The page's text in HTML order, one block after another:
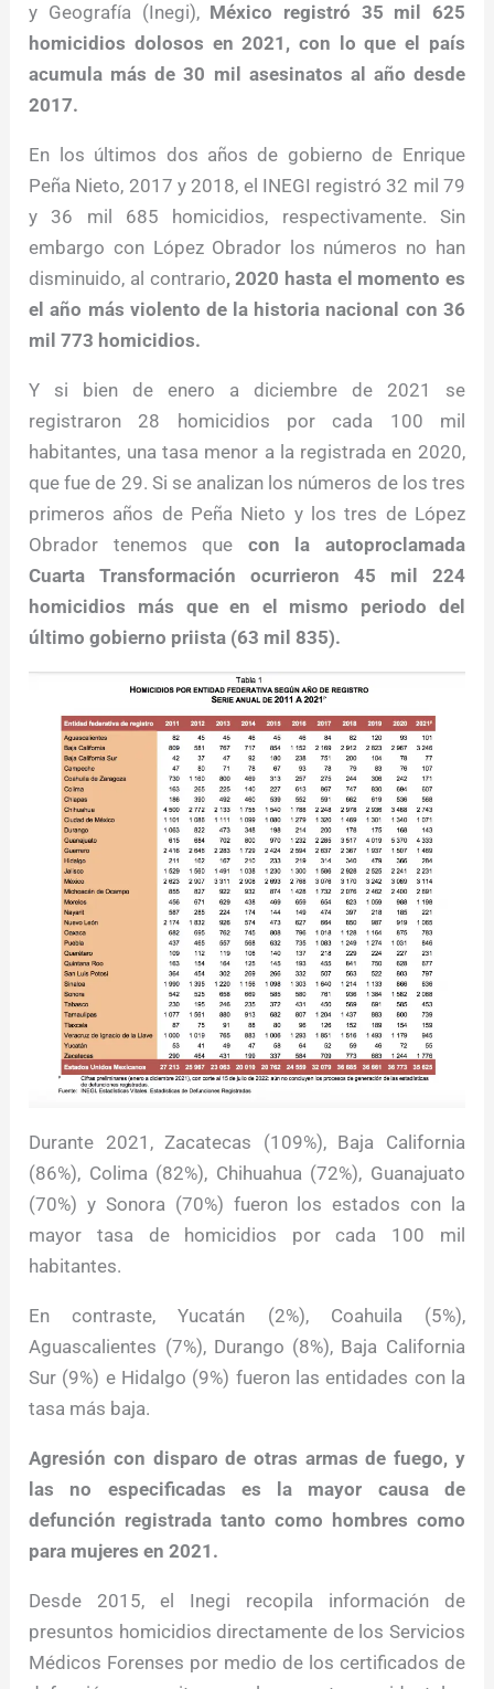
y Geografía (Inegi), México registró 35 mil 625
homicidios dolosos en 2021, con lo que el país
acumula más de 30 mil asesinatos al año desde
2017.
En los últimos dos años de gobierno de Enrique
Peña Nieto, 2017 y 2018, el INEGI registró 32 mil 79
y 36 mil 685 homicidios, respectivamente. Sin
embargo con López Obrador los números no han
disminuido, al contrario, 2020 hasta el momento es
el año más violento de la historia nacional con 36
mil 773 homicidios.
Y si bien de enero a diciembre de 2021 se
registraron 28 homicidios por cada 100 mil
habitantes, una tasa menor a la registrada en 2020,
que fue de 29. Si se analizan los números de los tres
primeros años de Peña Nieto y los tres de López
Obrador tenemos que con la autoproclamada
Cuarta Transformación ocurrieron 45 mil 224
homicidios más que en el mismo periodo del
último gobierno priista (63 mil 835).
Durante 2021, Zacatecas (109%), Baja California
(86%), Colima (82%), Chihuahua (72%), Guanajuato
(70%) y Sonora (70%) fueron los estados con la
mayor tasa de homicidios por cada 100 mil
habitantes.
En contraste, Yucatán (2%), Coahuila (5%),
Aguascalientes (7%), Durango (8%), Baja California
Sur (9%) e Hidalgo (9%) fueron las entidades con la
tasa más baja.
Agresión con disparo de otras armas de fuego, y
las no especificadas es la mayor causa de
defunción registrada tanto como hombres como
para mujeres en 2021.
Desde 2015, el Inegi recopila información de
presuntos homicidios directamente de los Servicios
Médicos Forenses por medio de los certificados de